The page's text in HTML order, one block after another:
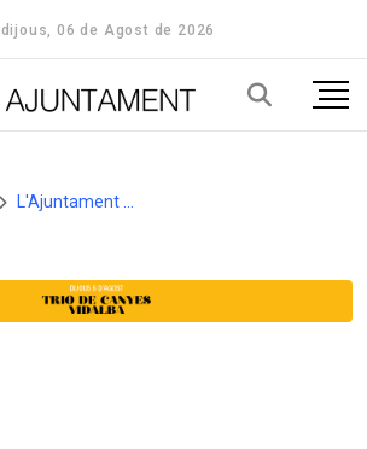
dijous, 06 de Agost de 2026